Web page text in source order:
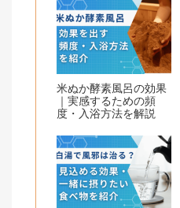
k
米ぬか酵素風呂の効果
｜実感するための頻
度・入浴方法を解説